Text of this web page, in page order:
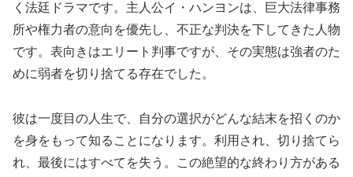
く法廷ドラマです。主人公イ・ハンヨンは、巨大法律事務
所や権力者の意向を優先し、不正な判決を下してきた人物
です。表向きはエリート判事ですが、その実態は強者のた
めに弱者を切り捨てる存在でした。
彼は一度目の人生で、自分の選択がどんな結末を招くのか
を身をもって知ることになります。利用され、切り捨てら
れ、最後にはすべてを失う。この絶望的な終わり方がある